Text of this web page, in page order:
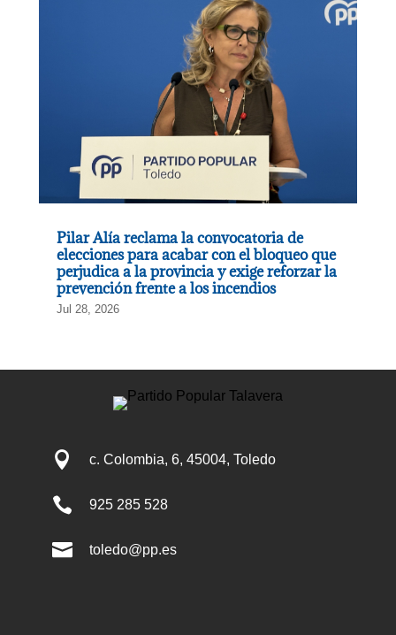
Pilar Alía reclama la convocatoria de
elecciones para acabar con el bloqueo que
perjudica a la provincia y exige reforzar la
prevención frente a los incendios
Jul 28, 2026
 c. Colombia, 6, 45004, Toledo
 925 285 528
 toledo@pp.es